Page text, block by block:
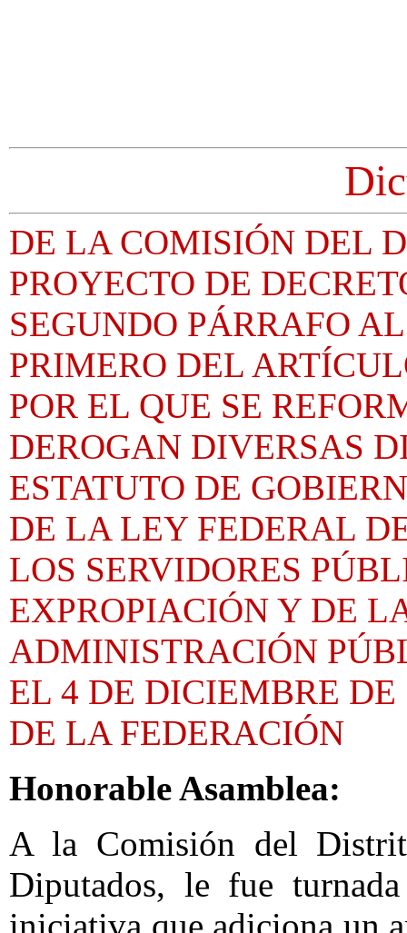
DE LA COMISIÓN DEL
PROYECTO DE
SEGUNDO PÁRRAFO
PRIMERO DEL
POR EL QUE SE
DEROGAN DIVERSAS
ESTATUTO DE
DE LA LEY FEDERAL
LOS SERVIDORES
EXPROPIACIÓN Y DE
ADMINISTRACIÓN
EL 4 DE DICIEMBRE
DE LA FEDERACIÓN
Honorable Asamblea:
A la Comisión del
Diputados, le fue